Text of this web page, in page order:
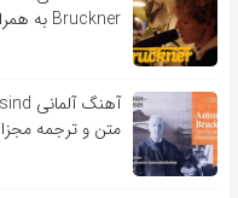
Bruckner به همراه متن و ترجمه مجزا
متن و ترجمه مجزا